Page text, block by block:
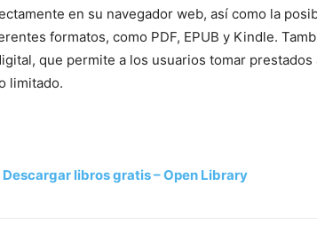
en su navegador web, así como la
formatos, como PDF, EPUB y Kindle.
que permite a los usuarios tomar
limitado.
Descargar libros gratis – Open Library